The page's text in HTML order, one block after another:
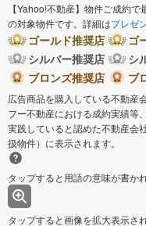
【Yahoo!不動産】物件ご成約
の対象物件です。詳細はプレゼ
ゴールド推奨店
ゴ
シルバー推奨店
シ
ブロンズ推奨店
ブ
広告商品を購入している不動産
フー不動産における成約実績等
実践していると認めた不動産会
扱物件）に表示されます。
タップすると用語の意味が書か
タップすると画像を拡大表示され